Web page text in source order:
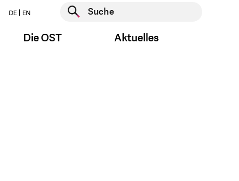
DE EN
Suche starten
Die OST Aktuelles